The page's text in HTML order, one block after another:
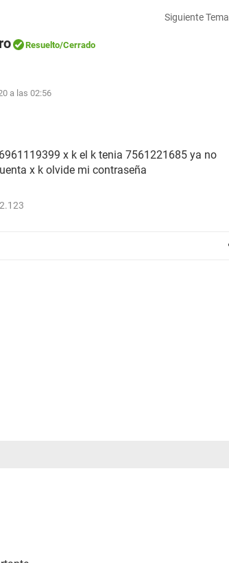
Siguiente Tema
Resuelto/Cerrado
a las 02:56
x k el k tenia 7561221685 ya no
x k olvide mi contraseña